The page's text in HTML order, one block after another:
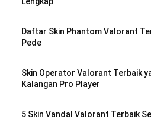
Daftar Skin Phantom Valorant
Pede
Skin Operator Valorant Terbaik
Kalangan Pro Player
5 Skin Vandal Valorant Terbaik